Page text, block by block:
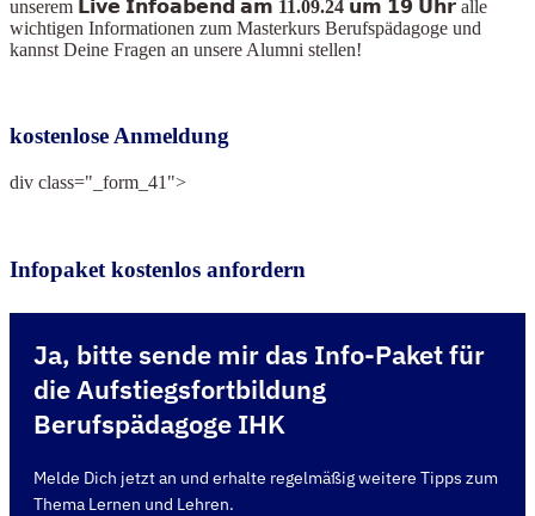
unserem 𝗟𝗶𝘃𝗲 𝗜𝗻𝗳𝗼𝗮𝗯𝗲𝗻𝗱 𝗮𝗺 11.09.24 𝘂𝗺 𝟭𝟵 𝗨𝗵𝗿 alle
wichtigen Informationen zum Masterkurs Berufspädagoge und
kannst Deine Fragen an unsere Alumni stellen!
kostenlose Anmeldung
div class="_form_41">
Infopaket kostenlos anfordern
Ja, bitte sende mir das Info-Paket für
die Aufstiegsfortbildung
Berufspädagoge IHK
Melde Dich jetzt an und erhalte regelmäßig weitere Tipps zum
Thema Lernen und Lehren.